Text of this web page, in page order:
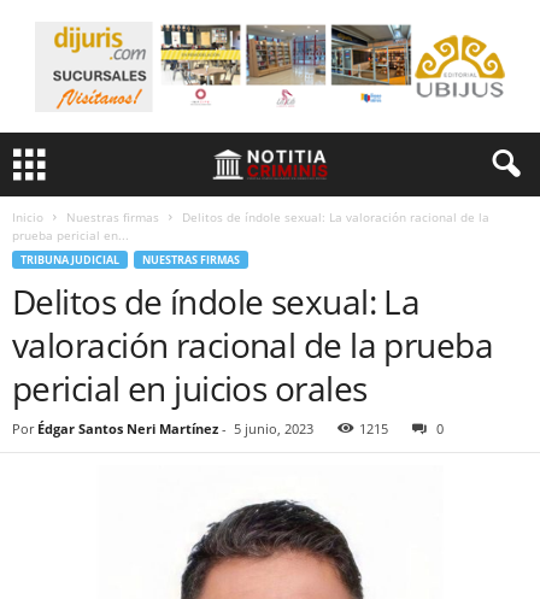
Inicio Nuestras firmas
Delitos de índole sexual: La valoración racional de la
prueba pericial en...
TRIBUNA JUDICIAL NUESTRAS FIRMAS
Delitos de índole sexual: La
valoración racional de la prueba
pericial en juicios orales
Por Édgar Santos Neri Martínez - 5 junio, 2023 1215 0